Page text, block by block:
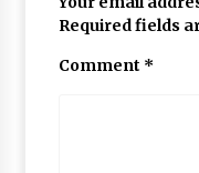
Required fields
Comment *